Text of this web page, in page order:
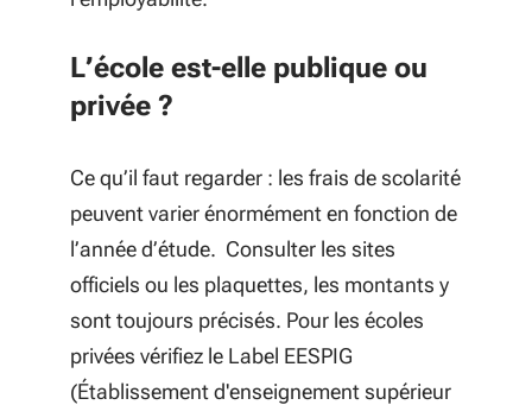
L’école est-elle publique ou
privée ?
Ce qu’il faut regarder : les frais de scolarité
peuvent varier énormément en fonction de
l’année d’étude. Consulter les sites
officiels ou les plaquettes, les montants y
sont toujours précisés. Pour les écoles
privées vérifiez le Label EESPIG
(Établissement d'enseignement supérieur